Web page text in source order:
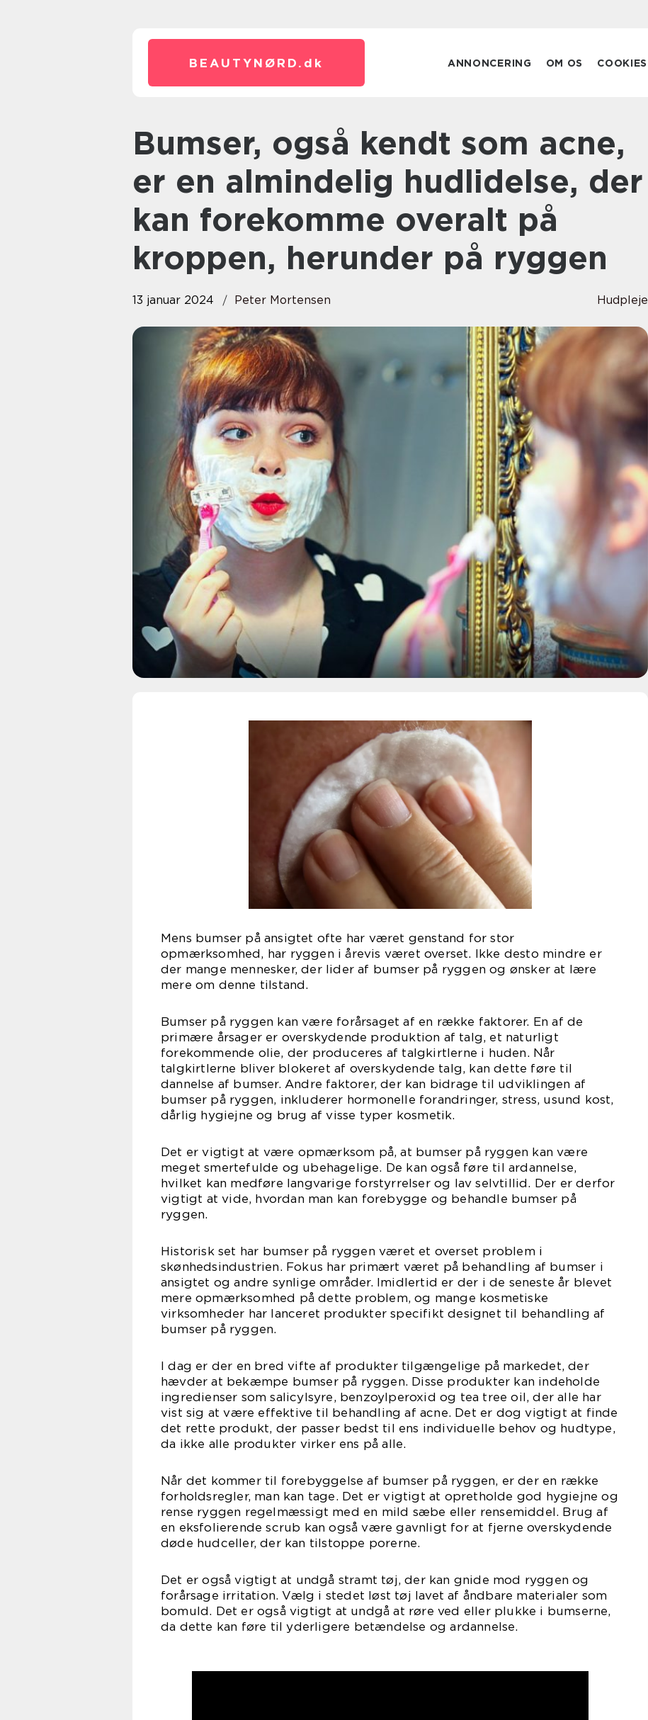
BEAUTYNØRD. dk ANNONCERING OM OS COOKIES
Bumser, også kendt som acne,
er en almindelig hudlidelse, der
kan forekomme overalt på
kroppen, herunder på ryggen
13 januar 2024 Peter Mortensen Hudpleje
Mens bumser på ansigtet ofte har været genstand for stor
opmærksomhed, har ryggen i årevis været overset. Ikke desto mindre er
der mange mennesker, der lider af bumser på ryggen og ønsker at lære
mere om denne tilstand.
Bumser på ryggen kan være forårsaget af en række faktorer. En af de
primære årsager er overskydende produktion af talg, et naturligt
forekommende olie, der produceres af talgkirtlerne i huden. Når
talgkirtlerne bliver blokeret af overskydende talg, kan dette føre til
dannelse af bumser. Andre faktorer, der kan bidrage til udviklingen af
bumser på ryggen, inkluderer hormonelle forandringer, stress, usund kost,
dårlig hygiejne og brug af visse typer kosmetik.
Det er vigtigt at være opmærksom på, at bumser på ryggen kan være
meget smertefulde og ubehagelige. De kan også føre til ardannelse,
hvilket kan medføre langvarige forstyrrelser og lav selvtillid. Der er derfor
vigtigt at vide, hvordan man kan forebygge og behandle bumser på
ryggen.
Historisk set har bumser på ryggen været et overset problem i
skønhedsindustrien. Fokus har primært været på behandling af bumser i
ansigtet og andre synlige områder. Imidlertid er der i de seneste år blevet
mere opmærksomhed på dette problem, og mange kosmetiske
virksomheder har lanceret produkter specifikt designet til behandling af
bumser på ryggen.
I dag er der en bred vifte af produkter tilgængelige på markedet, der
hævder at bekæmpe bumser på ryggen. Disse produkter kan indeholde
ingredienser som salicylsyre, benzoylperoxid og tea tree oil, der alle har
vist sig at være effektive til behandling af acne. Det er dog vigtigt at finde
det rette produkt, der passer bedst til ens individuelle behov og hudtype,
da ikke alle produkter virker ens på alle.
Når det kommer til forebyggelse af bumser på ryggen, er der en række
forholdsregler, man kan tage. Det er vigtigt at opretholde god hygiejne og
rense ryggen regelmæssigt med en mild sæbe eller rensemiddel. Brug af
en eksfolierende scrub kan også være gavnligt for at fjerne overskydende
døde hudceller, der kan tilstoppe porerne.
Det er også vigtigt at undgå stramt tøj, der kan gnide mod ryggen og
forårsage irritation. Vælg i stedet løst tøj lavet af åndbare materialer som
bomuld. Det er også vigtigt at undgå at røre ved eller plukke i bumserne,
da dette kan føre til yderligere betændelse og ardannelse.